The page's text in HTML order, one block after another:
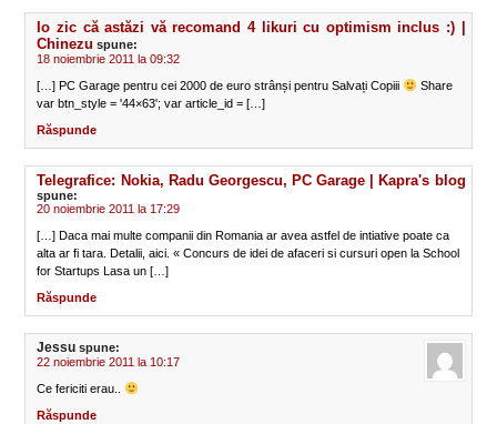
Io zic că astăzi vă recomand 4 likuri cu optimism inclus :) |
Chinezu spune:
18 noiembrie 2011 la 09:32
[…] PC Garage pentru cei 2000 de euro strânși pentru Salvați Copiii
Share
var btn_style = '44×63'; var article_id = […]
Răspunde
Telegrafice: Nokia, Radu Georgescu, PC Garage | Kapra's blog
spune:
20 noiembrie 2011 la 17:29
[…] Daca mai multe companii din Romania ar avea astfel de intiative poate ca
alta ar fi tara. Detalii, aici. « Concurs de idei de afaceri si cursuri open la School
for Startups Lasa un […]
Răspunde
Jessu spune:
22 noiembrie 2011 la 10:17
Ce fericiti erau..
Răspunde